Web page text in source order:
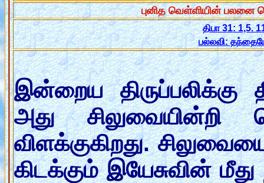
புனித வெள்ளியின்
திபா 31: 1,5.
பல்லவி:
இன்றைய திருப்பலிக்கு
அது
விளக்குகிறது.
கிடக்கும் இயேசுவின்